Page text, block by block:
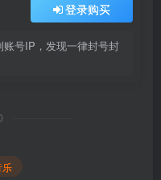
登录购买
号IP，发现一律封号封
乐